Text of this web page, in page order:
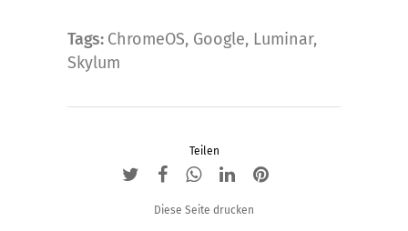
Tags: ChromeOS, Google, Luminar,
Skylum
Teilen
Diese Seite drucken